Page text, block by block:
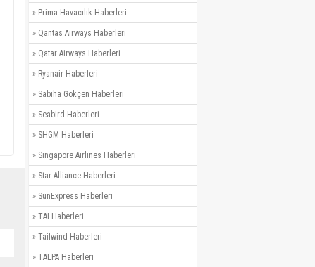
» Prima Havacılık Haberleri
» Qantas Airways Haberleri
» Qatar Airways Haberleri
» Ryanair Haberleri
» Sabiha Gökçen Haberleri
» Seabird Haberleri
» SHGM Haberleri
» Singapore Airlines Haberleri
» Star Alliance Haberleri
» SunExpress Haberleri
» TAI Haberleri
» Tailwind Haberleri
» TALPA Haberleri